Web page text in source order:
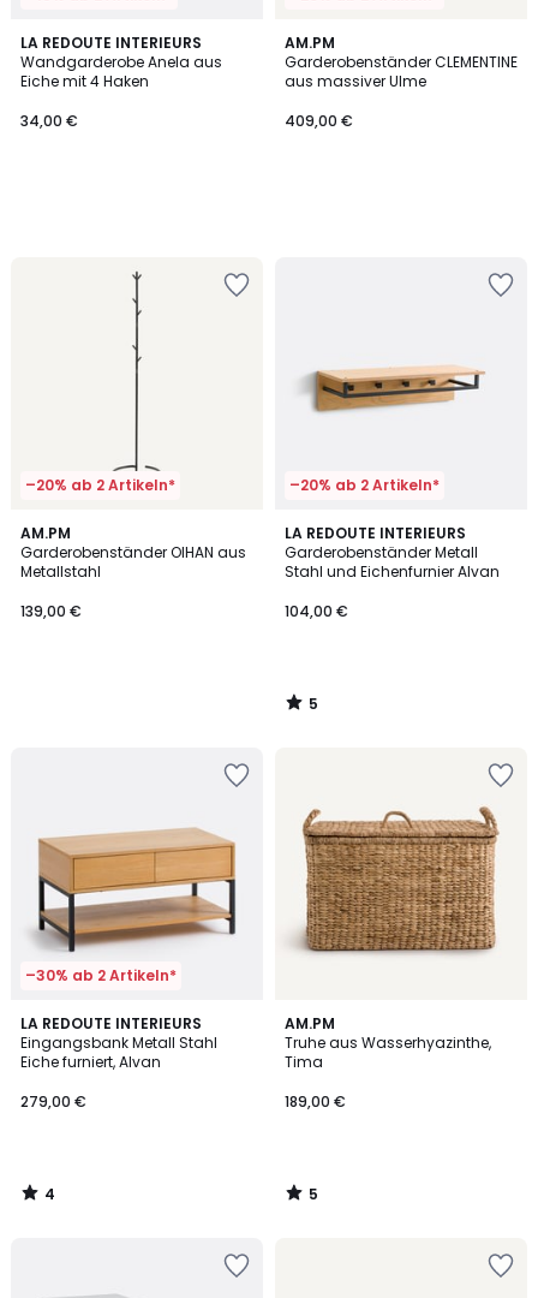
LA REDOUTE INTERIEURS
Wandgarderobe Anela aus
Eiche mit 4 Haken
34,00 €
AM.PM
Garderobenständer CLEMENTINE
aus massiver Ulme
409,00 €
–20% ab 2 Artikeln*
AM.PM
Garderobenständer OIHAN aus
Metallstahl
139,00 €
–20% ab 2 Artikeln*
LA REDOUTE INTERIEURS
Garderobenständer Metall
Stahl und Eichenfurnier Alvan
104,00 €
5
/
5
5
/
–30% ab 2 Artikeln*
LA REDOUTE INTERIEURS
Eingangsbank Metall Stahl
Eiche furniert, Alvan
279,00 €
4
/
5
4
/
AM.PM
Truhe aus Wasserhyazinthe,
Tima
189,00 €
5
/
5
5
/